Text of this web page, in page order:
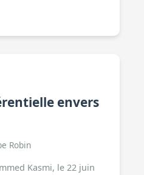
envers
Robin
Kasmi, le 22 juin